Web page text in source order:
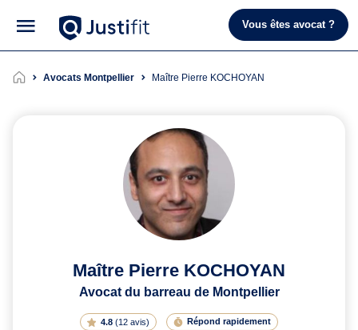
Vous êtes avocat ?
Avocats Montpellier Maître Pierre KOCHOYAN
Maître Pierre KOCHOYAN
Avocat du barreau de Montpellier
4.8 (12 avis) Répond rapidement